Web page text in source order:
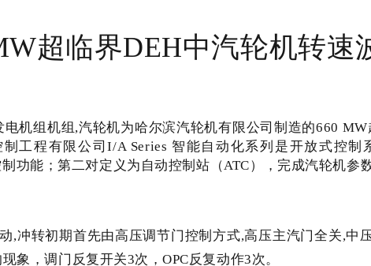
超临界DEH中汽轮机转速
机组机组,汽轮机为哈尔滨汽轮机有限公司制造的660
工程有限公司I/A Series 智能自动化系列是开放式控
功能；第二对定义为自动控制站（ATC），完成汽轮机
,冲转初期首先由高压调节门控制方式,高压主汽门全关,
象，调门反复开关3次，OPC反复动作3次。